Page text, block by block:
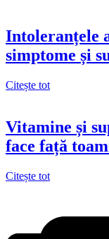
Intoleranțele
simptome și
Citește tot
Vitamine și
face față
Citește tot